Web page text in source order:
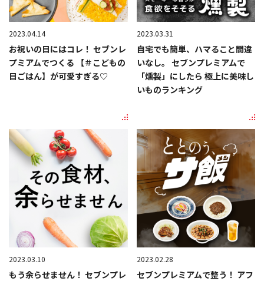
2023.04.14
お祝いの日にはコレ！ セブンレ
プミアムでつくる 【＃こどもの
日ごはん】が可愛すぎる♡
2023.03.31
自宅でも簡単、ハマること間違
いなし。 セブンプレミアムで
「燻製」にしたら 極上に美味し
いものランキング
2023.03.10
もう余らせません！ セブンプレ
2023.02.28
セブンプレミアムで整う！ アフ